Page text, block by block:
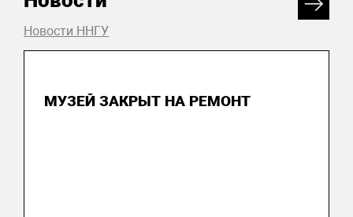
Новости ННГУ
МУЗЕЙ ЗАКРЫТ НА РЕМОНТ